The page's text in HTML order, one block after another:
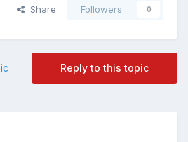
Share Followers 0
Reply to this topic